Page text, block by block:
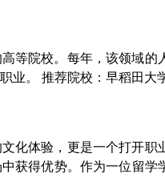
等院校。每年，该领域
业。 推荐院校：早稻田大
化体验，更是一个打开
获得优势。作为一位留